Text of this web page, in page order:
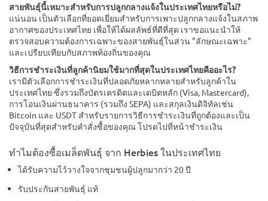
สายพันธุ์นี้เหมาะสำหรับการปลูกกลางแจ้งในประเทศไทยหรือไม่?
แน่นอน เป็นตัวเลือกที่ยอดเยี่ยมสำหรับการเพาะปลูกกลางแจ้งในสภาพ
อากาศของประเทศไทย เพื่อให้ได้ผลลัพธ์ที่ดีที่สุด เราขอแนะนำให้
ตรวจสอบความต้องการเฉพาะของสายพันธุ์ในส่วน "ลักษณะเฉพาะ"
และเปรียบเทียบกับสภาพท้องถิ่นของคุณ
วิธีการชำระเงินที่ลูกค้านิยมใช้มากที่สุดในประเทศไทยคืออะไร?
เรามีตัวเลือกการชำระเงินที่ปลอดภัยหลากหลายสำหรับลูกค้าใน
ประเทศไทย ซึ่งรวมถึงบัตรเครดิตและเดบิตหลัก (Visa, Mastercard),
การโอนเงินผ่านธนาคาร (รวมถึง SEPA) และสกุลเงินดิจิทัลเช่น
Bitcoin และ USDT สำหรับรายการวิธีการชำระเงินที่ถูกต้องและเป็น
ปัจจุบันที่สุดสำหรับคำสั่งซื้อของคุณ โปรดไปที่หน้าชำระเงิน
ทำไมต้องซื้อเมล็ดพันธุ์ จาก Herbies ในประเทศไทย
ได้รับความไว้วางใจจากชุมชนผู้ปลูกมากว่า 20 ปี
รับประกันสายพันธุ์ แท้